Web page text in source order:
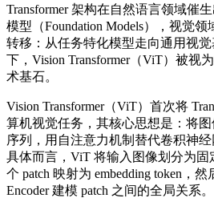
Transformer 架构在自然语言领域催
模型（Foundation Models），视觉
转移：从任务特化模型走向通用视
下，Vision Transformer（ViT）被视
术基石。
Vision Transformer（ViT）首次将
算机视觉任务，其核心思想是：将图
序列，用自注意力机制替代卷积神经
具体而言，ViT 将输入图像划分为固
个 patch 映射为 embedding token，然
Encoder 建模 patch 之间的全局关系。